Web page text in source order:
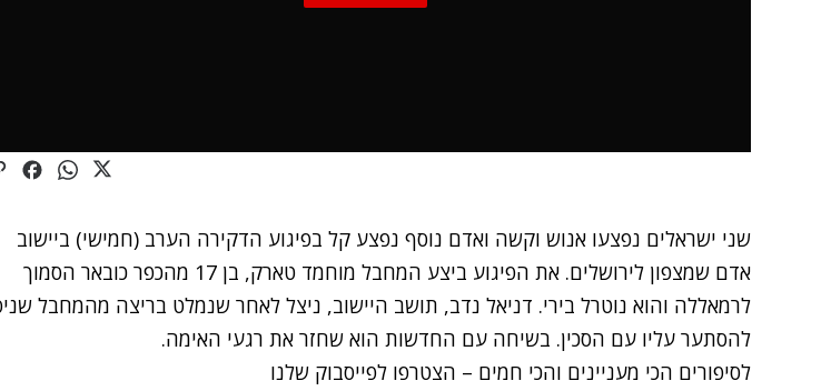
שני ישראלים נפצעו אנוש וקשה ואדם נוסף נפצע קל בפיגוע הדקירה הערב (חמישי) ביישוב
אדם שמצפון לירושלים. את הפיגוע ביצע המחבל מוחמד טארק, בן 17 מהכפר כובאר הסמוך
לרמאללה והוא נוטרל בירי. דניאל נדב, תושב היישוב, ניצל לאחר שנמלט בריצה מהמחבל
להסתער עליו עם הסכין. בשיחה עם החדשות הוא שחזר את רגעי האימה.
לסיפורים הכי מעניינים והכי חמים – הצטרפו לפייסבוק שלנו